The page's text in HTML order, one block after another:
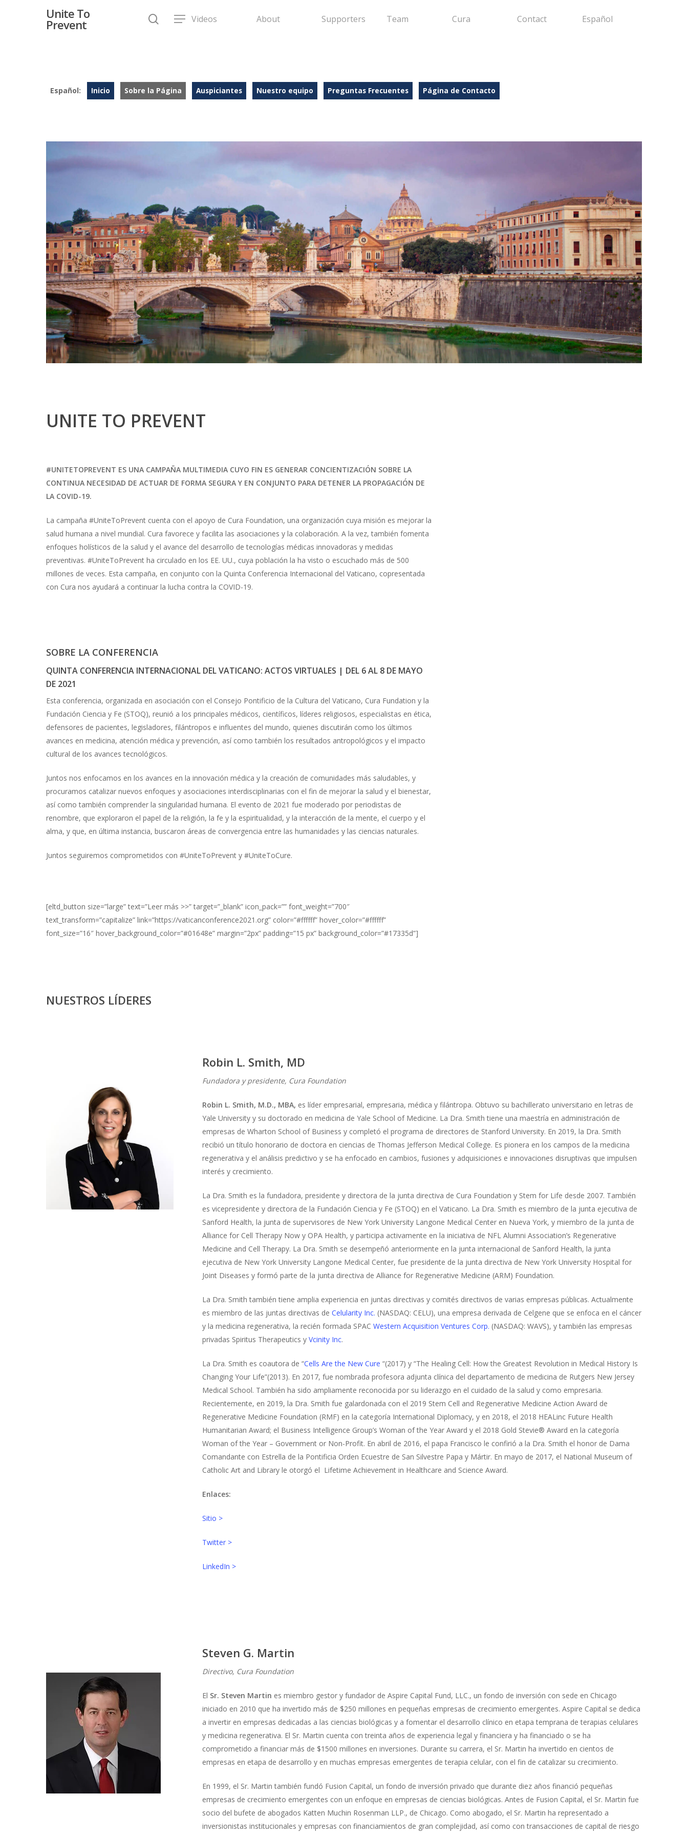
Unite To
Prevent Videos About Supporters Team Cura Contact Español
Español: Inicio Sobre la Página Auspiciantes Nuestro equipo Preguntas Frecuentes Página de Contacto
UNITE TO PREVENT
#UNITETOPREVENT ES UNA CAMPAÑA MULTIMEDIA CUYO FIN ES GENERAR CONCIENTIZACIÓN SOBRE LA
CONTINUA NECESIDAD DE ACTUAR DE FORMA SEGURA Y EN CONJUNTO PARA DETENER LA PROPAGACIÓN DE
LA COVID-19.
La campaña #UniteToPrevent cuenta con el apoyo de Cura Foundation, una organización cuya misión es mejorar la
salud humana a nivel mundial. Cura favorece y facilita las asociaciones y la colaboración. A la vez, también fomenta
enfoques holísticos de la salud y el avance del desarrollo de tecnologías médicas innovadoras y medidas
preventivas. #UniteToPrevent ha circulado en los EE. UU., cuya población la ha visto o escuchado más de 500
millones de veces. Esta campaña, en conjunto con la Quinta Conferencia Internacional del Vaticano, copresentada
con Cura nos ayudará a continuar la lucha contra la COVID-19.
SOBRE LA CONFERENCIA
QUINTA CONFERENCIA INTERNACIONAL DEL VATICANO: ACTOS VIRTUALES | DEL 6 AL 8 DE MAYO
DE 2021
Esta conferencia, organizada en asociación con el Consejo Pontificio de la Cultura del Vaticano, Cura Fundation y la
Fundación Ciencia y Fe (STOQ), reunió a los principales médicos, científicos, líderes religiosos, especialistas en ética,
defensores de pacientes, legisladores, filántropos e influentes del mundo, quienes discutirán como los últimos
avances en medicina, atención médica y prevención, así como también los resultados antropológicos y el impacto
cultural de los avances tecnológicos.
Juntos nos enfocamos en los avances en la innovación médica y la creación de comunidades más saludables, y
procuramos catalizar nuevos enfoques y asociaciones interdisciplinarias con el fin de mejorar la salud y el bienestar,
así como también comprender la singularidad humana. El evento de 2021 fue moderado por periodistas de
renombre, que exploraron el papel de la religión, la fe y la espiritualidad, y la interacción de la mente, el cuerpo y el
alma, y que, en última instancia, buscaron áreas de convergencia entre las humanidades y las ciencias naturales.
Juntos seguiremos comprometidos con #UniteToPrevent y #UniteToCure.
[eltd_button size=”large” text=”Leer más >>” target=”_blank” icon_pack=”” font_weight=”700″
text_transform=”capitalize” link=”https://vaticanconference2021.org” color=”#ffffff” hover_color=”#ffffff”
font_size=”16″ hover_background_color=”#01648e” margin=”2px” padding=”15 px” background_color=”#17335d”]
NUESTROS LÍDERES
Robin L. Smith, MD
Fundadora y presidente, Cura Foundation
Robin L. Smith, M.D., MBA, es líder empresarial, empresaria, médica y filántropa. Obtuvo su bachillerato universitario en letras de
Yale University y su doctorado en medicina de Yale School of Medicine. La Dra. Smith tiene una maestría en administración de
empresas de Wharton School of Business y completó el programa de directores de Stanford University. En 2019, la Dra. Smith
recibió un título honorario de doctora en ciencias de Thomas Jefferson Medical College. Es pionera en los campos de la medicina
regenerativa y el análisis predictivo y se ha enfocado en cambios, fusiones y adquisiciones e innovaciones disruptivas que impulsen
interés y crecimiento.
La Dra. Smith es la fundadora, presidente y directora de la junta directiva de Cura Foundation y Stem for Life desde 2007. También
es vicepresidente y directora de la Fundación Ciencia y Fe (STOQ) en el Vaticano. La Dra. Smith es miembro de la junta ejecutiva de
Sanford Health, la junta de supervisores de New York University Langone Medical Center en Nueva York, y miembro de la junta de
Alliance for Cell Therapy Now y OPA Health, y participa activamente en la iniciativa de NFL Alumni Association’s Regenerative
Medicine and Cell Therapy. La Dra. Smith se desempeñó anteriormente en la junta internacional de Sanford Health, la junta
ejecutiva de New York University Langone Medical Center, fue presidente de la junta directiva de New York University Hospital for
Joint Diseases y formó parte de la junta directiva de Alliance for Regenerative Medicine (ARM) Foundation.
La Dra. Smith también tiene amplia experiencia en juntas directivas y comités directivos de varias empresas públicas. Actualmente
es miembro de las juntas directivas de Celularity Inc. (NASDAQ: CELU), una empresa derivada de Celgene que se enfoca en el cáncer
y la medicina regenerativa, la recién formada SPAC Western Acquisition Ventures Corp. (NASDAQ: WAVS), y también las empresas
privadas Spiritus Therapeutics y Vcinity Inc.
La Dra. Smith es coautora de “Cells Are the New Cure “(2017) y “The Healing Cell: How the Greatest Revolution in Medical History Is
Changing Your Life”(2013). En 2017, fue nombrada profesora adjunta clínica del departamento de medicina de Rutgers New Jersey
Medical School. También ha sido ampliamente reconocida por su liderazgo en el cuidado de la salud y como empresaria.
Recientemente, en 2019, la Dra. Smith fue galardonada con el 2019 Stem Cell and Regenerative Medicine Action Award de
Regenerative Medicine Foundation (RMF) en la categoría International Diplomacy, y en 2018, el 2018 HEALinc Future Health
Humanitarian Award; el Business Intelligence Group’s Woman of the Year Award y el 2018 Gold Stevie® Award en la categoría
Woman of the Year – Government or Non-Profit. En abril de 2016, el papa Francisco le confirió a la Dra. Smith el honor de Dama
Comandante con Estrella de la Pontificia Orden Ecuestre de San Silvestre Papa y Mártir. En mayo de 2017, el National Museum of
Catholic Art and Library le otorgó el Lifetime Achievement in Healthcare and Science Award.
Enlaces:
Sitio >
Twitter >
LinkedIn >
Steven G. Martin
Directivo, Cura Foundation
El Sr. Steven Martin es miembro gestor y fundador de Aspire Capital Fund, LLC., un fondo de inversión con sede en Chicago
iniciado en 2010 que ha invertido más de $250 millones en pequeñas empresas de crecimiento emergentes. Aspire Capital se dedica
a invertir en empresas dedicadas a las ciencias biológicas y a fomentar el desarrollo clínico en etapa temprana de terapias celulares
y medicina regenerativa. El Sr. Martin cuenta con treinta años de experiencia legal y financiera y ha financiado o se ha
comprometido a financiar más de $1500 millones en inversiones. Durante su carrera, el Sr. Martin ha invertido en cientos de
empresas en etapa de desarrollo y en muchas empresas emergentes de terapia celular, con el fin de catalizar su crecimiento.
En 1999, el Sr. Martin también fundó Fusion Capital, un fondo de inversión privado que durante diez años financió pequeñas
empresas de crecimiento emergentes con un enfoque en empresas de ciencias biológicas. Antes de Fusion Capital, el Sr. Martin fue
socio del bufete de abogados Katten Muchin Rosenman LLP., de Chicago. Como abogado, el Sr. Martin ha representado a
inversionistas institucionales y empresas con financiamientos de gran complejidad, así como con transacciones de capital de riesgo